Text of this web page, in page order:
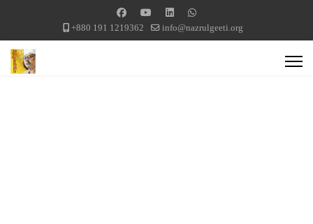
+880 191 1219362 info@nazrulgeeti.org